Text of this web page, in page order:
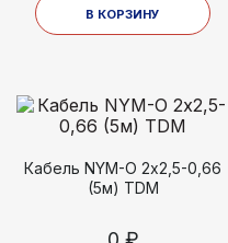
В КОРЗИНУ
Кабель NYM-O 2х2,5-0,66
(5м) TDM